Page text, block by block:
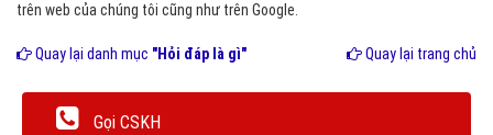
trên web của chúng tôi cũng như trên Google.
Quay lại danh mục "Hỏi đáp là gì" Quay lại trang chủ
Gọi CSKH